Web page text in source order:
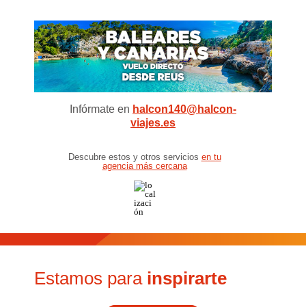
Infórmate en halcon140@halcon-
viajes.es
Descubre estos y otros servicios en tu
agencia más cercana
Estamos para inspirarte